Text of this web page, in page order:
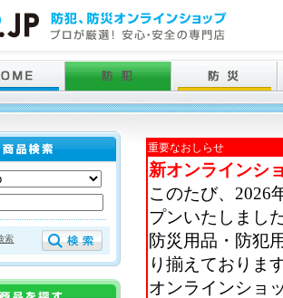
重要なおしらせ
新オンラインシ
このたび、2026
プンいたしまし
防災用品・防犯
り揃えておりま
オンラインショ
索